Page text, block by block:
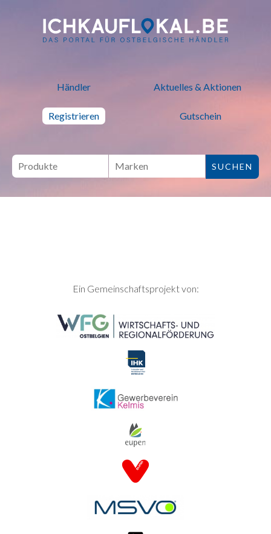
ich kauf lokal - Bei lokalen
Händler Aktuelles & Aktionen
Registrieren Gutschein
SEITENFUSSEin Gemeinschaftsprojekt von: